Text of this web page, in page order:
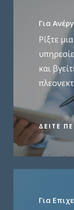
Για
Ρίξτε
και
ΔΕΊΤΕ
Για